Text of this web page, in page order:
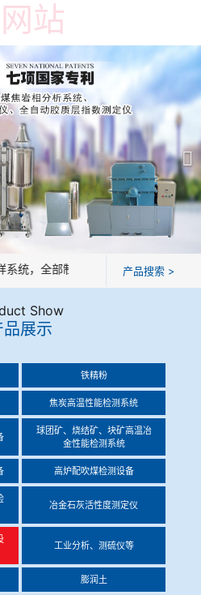
站
＞
能检测系统
设备
统，全部制样过程机械化操作，没
产品搜索 >
Show
品展示
铁精粉
焦炭高温性能检测系统
球团矿、烧结矿、块矿高温冶
金性能检测系统
高炉配吹煤检测设备
冶金石灰活性度测定仪
工业分析、测硫仪等
膨润土